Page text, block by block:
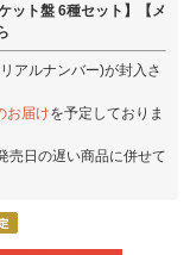
ット盤 6種セット】【メ
アルナンバー)が封入さ
お届けを予定しておりま
売日の遅い商品に併せて